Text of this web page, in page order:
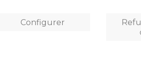
dans cette zone. En
commencent à transpirer
Configurer